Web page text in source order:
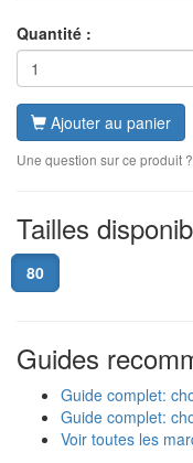
Quantité :
Ajouter au panier
Une question sur ce produit
Tailles
80
Guides
Guide complet:
Guide complet:
Voir toutes les